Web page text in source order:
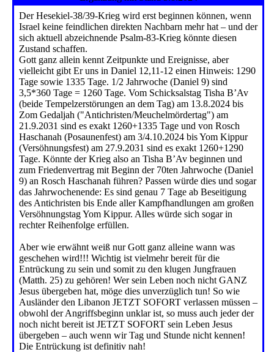
Der Hesekiel-38/39-Krieg wird erst beginnen können, wenn
Israel keine feindlichen direkten Nachbarn mehr hat – und der
sich aktuell abzeichnende Psalm-83-Krieg könnte diesen
Zustand schaffen.
Gott ganz allein kennt Zeitpunkte und Ereignisse, aber
vielleicht gibt Er uns in Daniel 12,11-12 einen Hinweis: 1290
Tage sowie 1335 Tage. 1/2 Jahrwoche (Daniel 9) sind
3,5*360 Tage = 1260 Tage. Vom Schicksalstag Tisha B’Av
(beide Tempelzerstörungen an dem Tag) am 13.8.2024 bis
Zom Gedaljah ("Antichristen/Meuchelmördertag") am
21.9.2031 sind es exakt 1260+1335 Tage und von Rosch
Haschanah (Posaunenfest) am 3/4.10.2024 bis Yom Kippur
(Versöhnungsfest) am 27.9.2031 sind es exakt 1260+1290
Tage. Könnte der Krieg also an Tisha B’Av beginnen und
zum Friedenvertrag mit Beginn der 70ten Jahrwoche (Daniel
9) an Rosch Haschanah führen? Passen würde dies und sogar
das Jahrwochenende: Es sind genau 7 Tage ab Beseitigung
des Antichristen bis Ende aller Kampfhandlungen am großen
Versöhnungstag Yom Kippur. Alles würde sich sogar in
rechter Reihenfolge erfüllen.
Aber wie erwähnt weiß nur Gott ganz alleine wann was
geschehen wird!!! Wichtig ist vielmehr bereit für die
Entrückung zu sein und somit zu den klugen Jungfrauen
(Matth. 25) zu gehören! Wer sein Leben noch nicht GANZ
Jesus übergeben hat, möge dies unverzüglich tun! So wie
Ausländer den Libanon JETZT SOFORT verlassen müssen –
obwohl der Angriffsbeginn unklar ist, so muss auch jeder der
noch nicht bereit ist JETZT SOFORT sein Leben Jesus
übergeben – auch wenn wir Tag und Stunde nicht kennen!
Die Entrückung ist definitiv nah!